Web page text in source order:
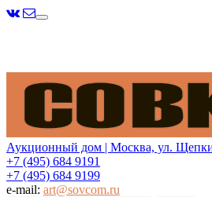
Меню
Аукционный дом | Москва, ул.
+7 (495) 684 9191
+7 (495) 684 9199
e-mail: art@sovcom.ru